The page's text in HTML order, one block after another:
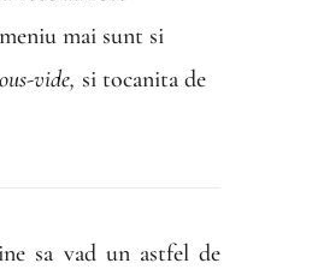
mai sunt si
vide, si tocanita de
sa vad un astfel de